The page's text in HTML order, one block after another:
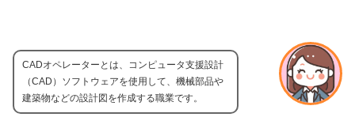
CADオペレーターとは、コンピュータ支援設計
（CAD）ソフトウェアを使用して、機械部品や
建築物などの設計図を作成する職業です。